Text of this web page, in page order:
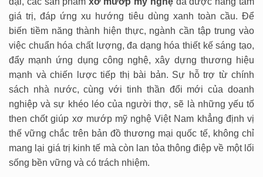
giá trị, đáp ứng xu hướng tiêu dùng xanh toàn cầu. Để
biến tiềm năng thành hiện thực, ngành cần tập trung vào
việc chuẩn hóa chất lượng, đa dạng hóa thiết kế sáng tạo,
đẩy mạnh ứng dụng công nghệ, xây dựng thương hiệu
mạnh và chiến lược tiếp thị bài bản. Sự hỗ trợ từ chính
sách nhà nước, cùng với tinh thần đổi mới của doanh
nghiệp và sự khéo léo của người thợ, sẽ là những yếu tố
then chốt giúp xơ mướp mỹ nghệ Việt Nam khẳng định vị
thế vững chắc trên bản đồ thương mại quốc tế, không chỉ
mang lại giá trị kinh tế mà còn lan tỏa thông điệp về một lối
sống bền vững và có trách nhiệm.